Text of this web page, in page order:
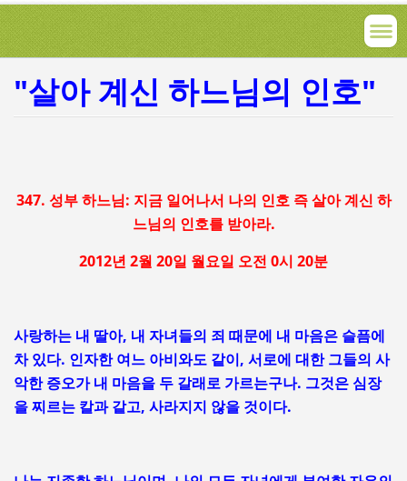
"살아 계신 하느님의 인호"
347. 성부 하느님: 지금 일어나서 나의 인호 즉 살아 계신 하
느님의 인호를 받아라.
2012년 2월 20일 월요일 오전 0시 20분
사랑하는 내 딸아, 내 자녀들의 죄 때문에 내 마음은 슬픔에
차 있다. 인자한 여느 아비와도 같이, 서로에 대한 그들의 사
악한 증오가 내 마음을 두 갈래로 가르는구나. 그것은 심장
을 찌르는 칼과 같고, 사라지지 않을 것이다.